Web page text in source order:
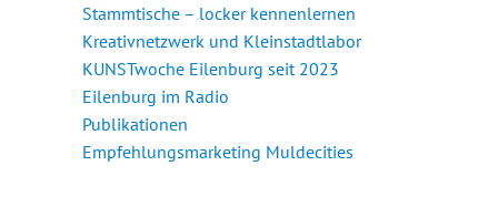
Stammtische – locker kennenlernen
Kreativnetzwerk und Kleinstadtlabor
KUNSTwoche Eilenburg seit 2023
Eilenburg im Radio
Publikationen
Empfehlungsmarketing Muldecities